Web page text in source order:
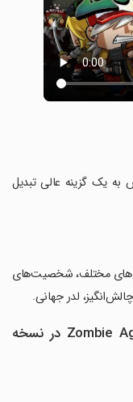
به یک گزینه عالی تبدیل
سلاح‌های مختلف، شخصیت‌های
لدر جهانی.
تغییرات بازی Zombie Age 2: Offline Shooting در نسخه